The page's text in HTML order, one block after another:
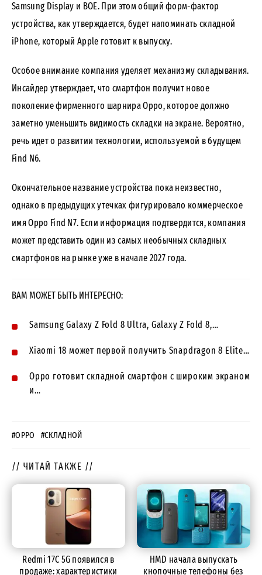
Samsung Display и BOE. При этом общий форм-фактор
устройства, как утверждается, будет напоминать складной
iPhone, который Apple готовит к выпуску.
Особое внимание компания уделяет механизму складывания.
Инсайдер утверждает, что смартфон получит новое
поколение фирменного шарнира Oppo, которое должно
заметно уменьшить видимость складки на экране. Вероятно,
речь идет о развитии технологии, используемой в будущем
Find N6.
Окончательное название устройства пока неизвестно,
однако в предыдущих утечках фигурировало коммерческое
имя Oppo Find N7. Если информация подтвердится, компания
может представить один из самых необычных складных
смартфонов на рынке уже в начале 2027 года.
ВАМ МОЖЕТ БЫТЬ ИНТЕРЕСНО:
Samsung Galaxy Z Fold 8 Ultra, Galaxy Z Fold 8,…
Xiaomi 18 может первой получить Snapdragon 8 Elite…
Oppo готовит складной смартфон с широким экраном
и…
#OPPO #СКЛАДНОЙ
// ЧИТАЙ ТАКЖЕ //
Redmi 17C 5G появился в
продаже: характеристики
HMD начала выпускать
кнопочные телефоны без